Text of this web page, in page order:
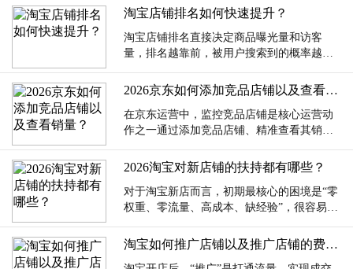
是...
淘宝店铺排名如何快速提升？
淘宝店铺排名直接决定商品曝光量和访客
量，排名越靠前，被用户搜索到的概率越
目优化却...
2026京东如何添加竞品店铺以及查看销量？
在京东运营中，监控竞品店铺是核心运营动
作之一通过添加竞品店铺、精准查看其销量
策略，...
2026淘宝对新店铺的扶持都有哪些？
对于淘宝新店而言，初期最核心的困境是“零
权重、零流量、高成本、缺经验”，很容易在
家...
淘宝如何推广店铺以及推广店铺的费用有多少？